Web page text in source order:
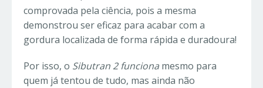
comprovada pela ciência, pois a mesma
demonstrou ser eficaz para acabar com a
gordura localizada de forma rápida e duradoura!
Por isso, o Sibutran 2 funciona mesmo para
quem já tentou de tudo, mas ainda não